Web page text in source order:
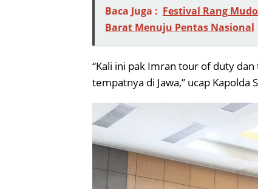
Baca Juga : Festival Rang
Barat Menuju Pentas Nasional
“Kali ini pak Imran tour of duty
tempatnya di Jawa,” ucap Kapolda